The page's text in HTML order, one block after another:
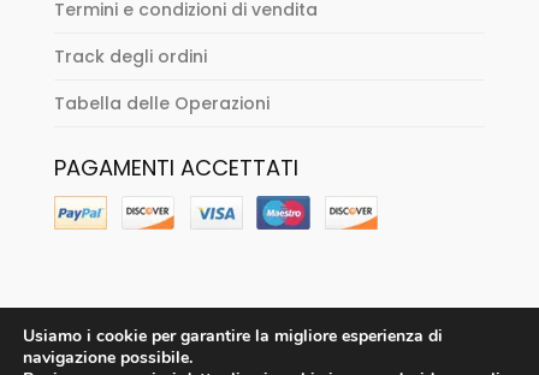
Termini e condizioni di vendita
Track degli ordini
Tabella delle Operazioni
PAGAMENTI ACCETTATI
Usiamo i cookie per garantire la migliore esperienza di
navigazione possibile.